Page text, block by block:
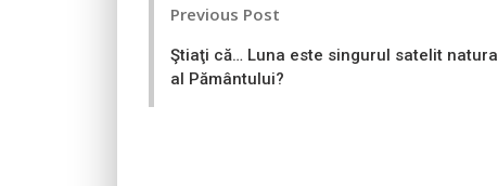
Previous Post
Ştiaţi că… Luna este singurul satelit natural
al Pământului?